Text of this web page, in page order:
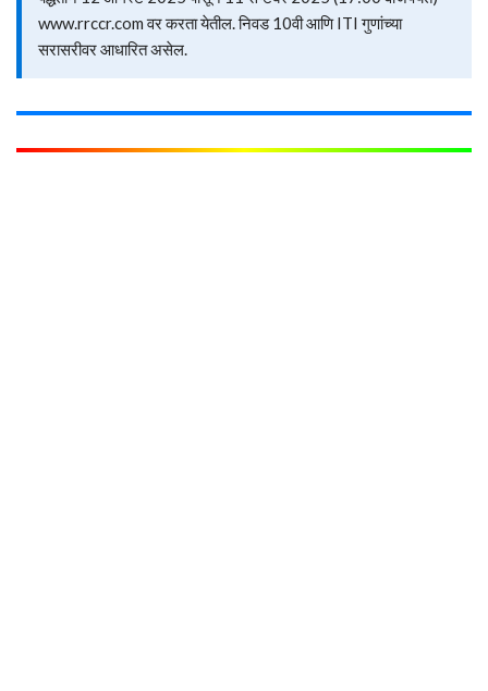
www.rrccr.com वर करता येतील. निवड 10वी आणि ITI गुणांच्या
सरासरीवर आधारित असेल.